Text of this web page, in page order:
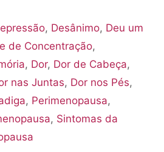
, Desânimo, Deu um
de Concentração,
, Dor, Dor de Cabeça,
nas Juntas, Dor nos Pés,
, Perimenopausa,
, Sintomas da